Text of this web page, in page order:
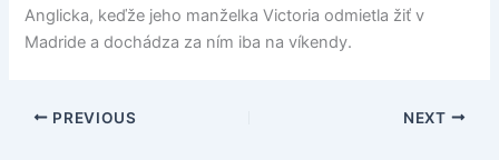
Anglicka, keďže jeho manželka Victoria odmietla žiť v
Madride a dochádza za ním iba na víkendy.
PREVIOUS NEXT